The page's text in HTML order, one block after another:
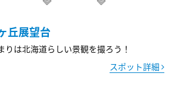
丘展望台
りは北海道らしい景観を撮ろう！
スポット詳細